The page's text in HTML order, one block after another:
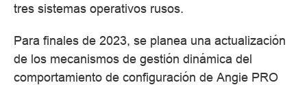
tres sistemas operativos rusos.
Para finales de 2023, se planea una actualización
de los mecanismos de gestión dinámica del
comportamiento de configuración de Angie PRO